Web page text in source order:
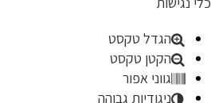
הגדל טקסט
הקטן טקסט
גווני אפור
ניגודיות גבוהה